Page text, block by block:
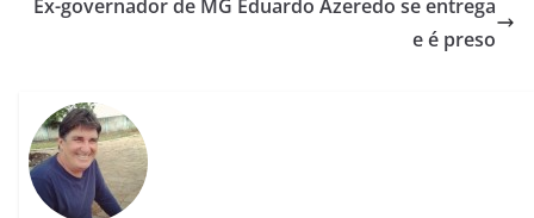
Ex-governador de MG Eduardo Azeredo se entrega
e é preso